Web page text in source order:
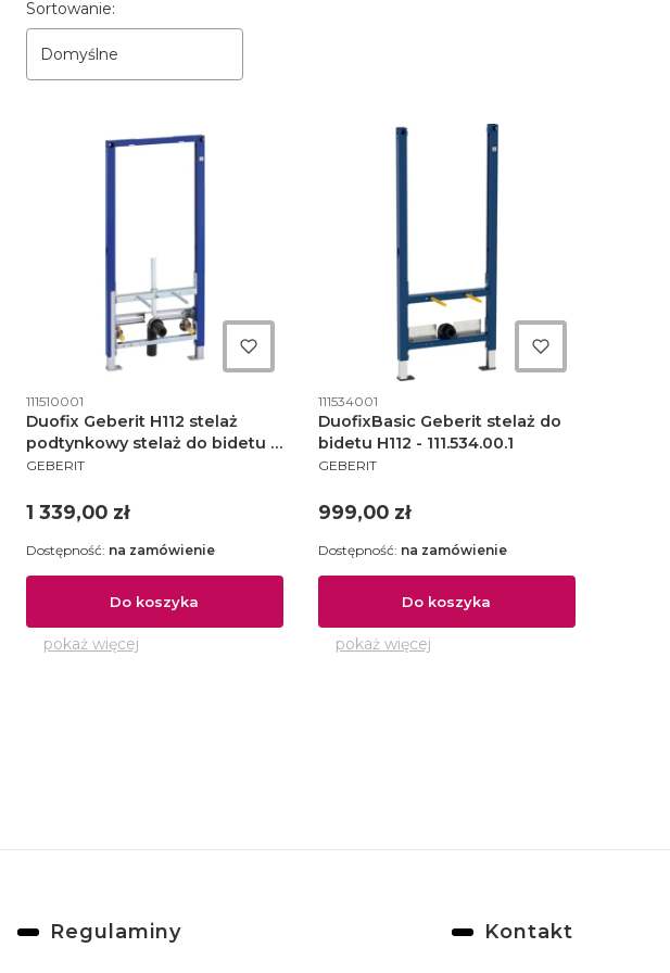
Lista produktów
Sortowanie:
Domyślne
Kod produktu
111510001
Duofix Geberit H112 stelaż
podtynkowy stelaż do bidetu -
111.510.00.1
PRODUCENT
GEBERIT
Cena
1 339,00 zł
Do koszyka
Dostępność: na zamówienie
pokaż więcej
Kod produktu
111534001
DuofixBasic Geberit stelaż do
bidetu H112 - 111.534.00.1
PRODUCENT
GEBERIT
Cena
999,00 zł
Do koszyka
Dostępność: na zamówienie
pokaż więcej
Linki w stopce
Regulaminy Kontakt